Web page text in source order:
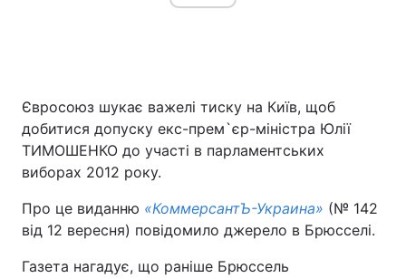
Євросоюз шукає важелі тиску на Київ, щоб
добитися допуску екс-прем`єр-міністра Юлії
ТИМОШЕНКО до участі в парламентських
виборах 2012 року.
Про це виданню «КоммерсантЪ-Украина» (№ 142
від 12 вересня) повідомило джерело в Брюсселі.
Газета нагадує, що раніше Брюссель